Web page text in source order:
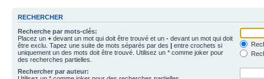
RECHERCHER
Recherche par mots-clés:
Placez un + devant un mot qui doit être trouvé et un - devant un mot qui doit
être exclu. Tapez une suite de mots séparés par des | entre crochets si
uniquement un des mots doit être trouvé. Utilisez un * comme joker pour
des recherches partielles.
Rechercher par auteur: